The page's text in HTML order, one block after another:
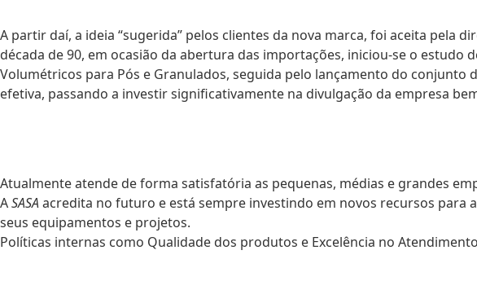
A partir daí, a ideia “sugerida” pelos clientes da nova marca, foi aceita pela
década de 90, em ocasião da abertura das importações, iniciou-se o
Volumétricos para Pós e Granulados, seguida pelo lançamento do conjunto
efetiva, passando a investir significativamente na divulgação da empresa
Atualmente atende de forma satisfatória as pequenas, médias e grandes
ASASAacredita no futuro e está sempre investindo em novos recursos para
seus equipamentos e projetos.
Políticas internas como Qualidade dos produtos e Excelência no